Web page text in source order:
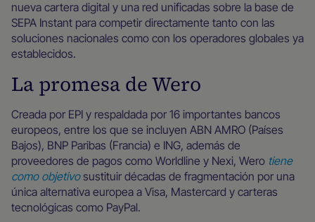
nueva cartera digital y una red unificadas sobre la base de
SEPA Instant para competir directamente tanto con las
soluciones nacionales como con los operadores globales ya
establecidos.
La promesa de Wero
Creada por EPI y respaldada por 16 importantes bancos
europeos, entre los que se incluyen ABN AMRO (Países
Bajos), BNP Paribas (Francia) e ING, además de
proveedores de pagos como Worldline y Nexi, Wero tiene
como objetivosustituir décadas de fragmentación por una
única alternativa europea a Visa, Mastercard y carteras
tecnológicas como PayPal.